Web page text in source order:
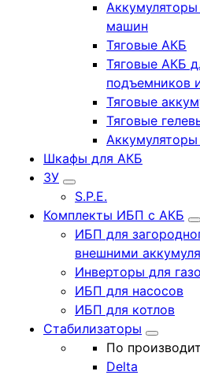
машин
Тяговые АКБ
Тяговые АКБ
подъемников
Тяговые
Тяговые
Шкафы для АКБ
ЗУ
S.P.E.
Комплекты ИБП с АКБ
ИБП для
внешними
Инверторы для
ИБП для насосов
ИБП для котлов
Стабилизаторы
По
Delta